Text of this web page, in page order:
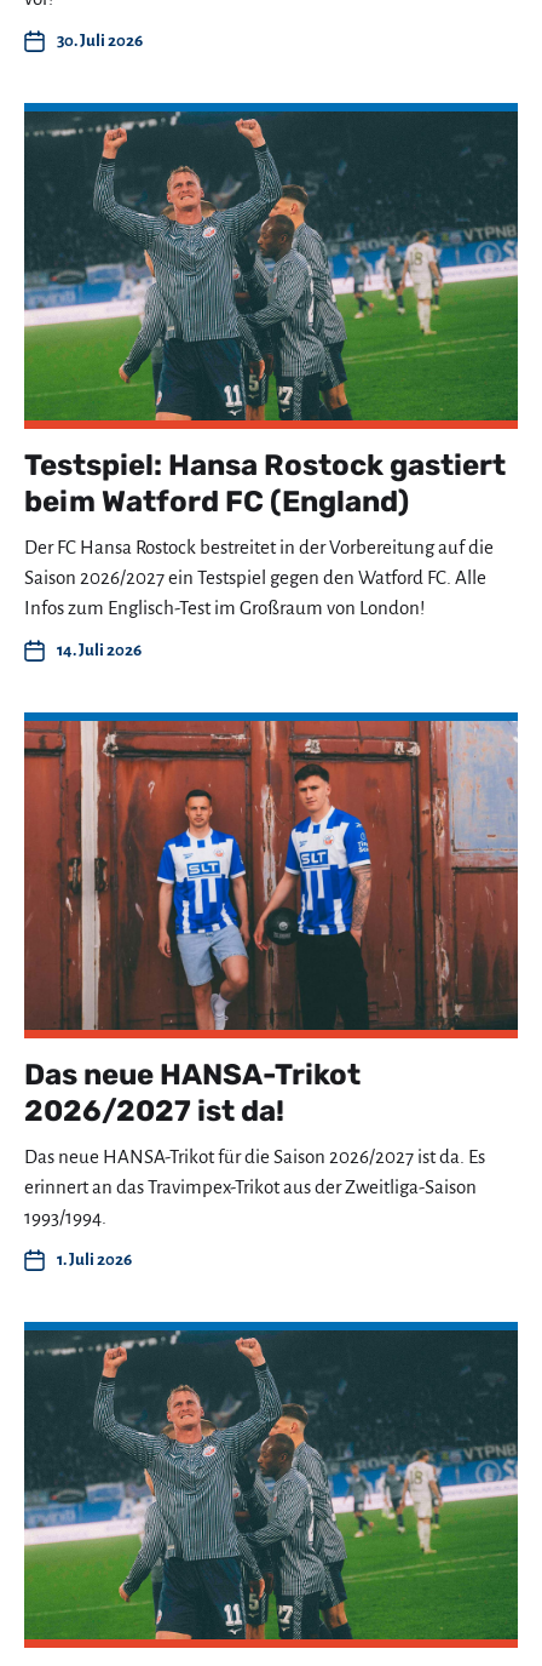
30. Juli 2026
Testspiel: Hansa Rostock gastiert
beim Watford FC (England)
Der FC Hansa Rostock bestreitet in der Vorbereitung auf die
Saison 2026/2027 ein Testspiel gegen den Watford FC. Alle
Infos zum Englisch-Test im Großraum von London!
14. Juli 2026
Das neue HANSA-Trikot
2026/2027 ist da!
Das neue HANSA-Trikot für die Saison 2026/2027 ist da. Es
erinnert an das Travimpex-Trikot aus der Zweitliga-Saison
1993/1994.
1. Juli 2026